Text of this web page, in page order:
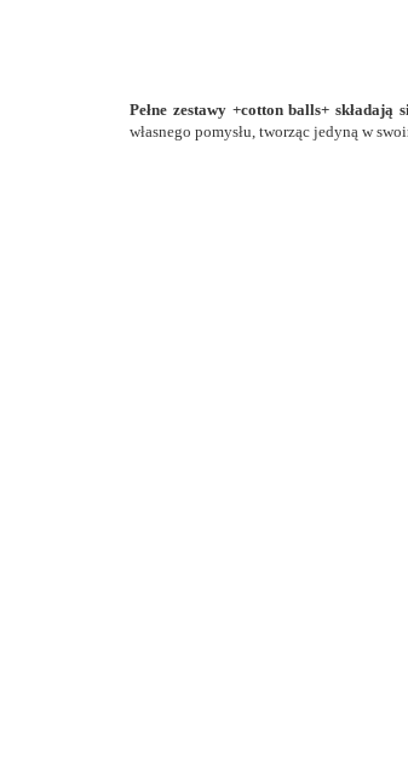
Pełne zestawy +cotton balls+
własnego pomysłu, tworząc jedyną w